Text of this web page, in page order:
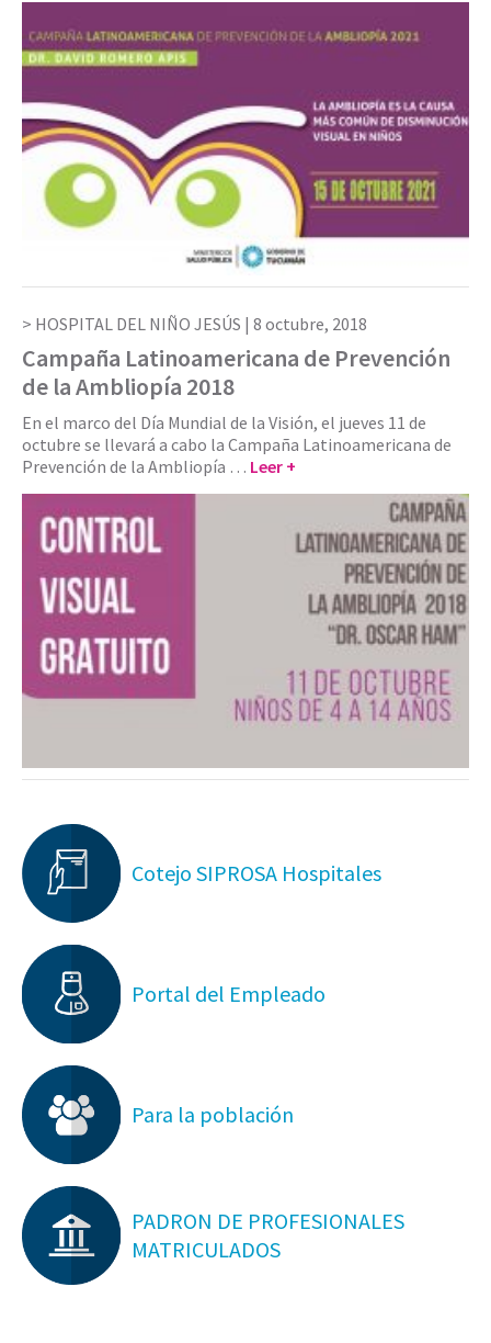
HOSPITAL DEL NIÑO JESÚS | 8 octubre, 2018
Campaña Latinoamericana de Prevención
de la Ambliopía 2018
En el marco del Día Mundial de la Visión, el jueves 11 de
octubre se llevará a cabo la Campaña Latinoamericana de
Prevención de la Ambliopía … Leer +
Cotejo SIPROSA Hospitales
Portal del Empleado
Para la población
PADRON DE PROFESIONALES
MATRICULADOS